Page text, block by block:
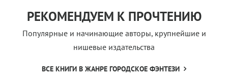
РЕКОМЕНДУЕМ К ПРОЧТЕНИЮ
Популярные и начинающие авторы, крупнейшие и
нишевые издательства
ВСЕ КНИГИ В ЖАНРЕ ГОРОДСКОЕ ФЭНТЕЗИ